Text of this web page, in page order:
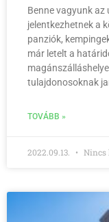
Benne vagyunk az
jelentkezhetnek a
panziók,
már letelt a
tulajdonosoknak
TOVÁBB »
2022.09.13. Nincs